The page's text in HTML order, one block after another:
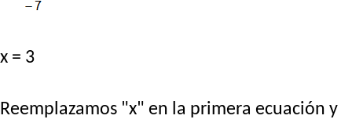
x = 3
Reemplazamos "x" en la primera ecuación y